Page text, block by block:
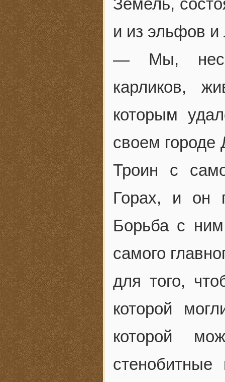
Земель,
и из эльфов
— Мы,
карликов,
которым
своем
Троин с
Горах, и он
Борьба с
самого
для того,
которой
которой